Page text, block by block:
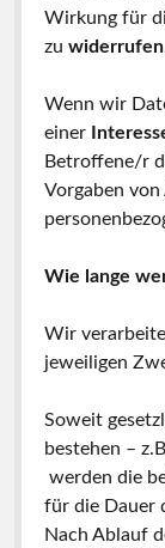
Wirkung für
zu widerrufen
Wenn wir
einer
Betroffene/r
Vorgaben
Wie lange
Wir
jeweiligen
Soweit
bestehen –
werden die
für die Dauer
Nach Ablauf